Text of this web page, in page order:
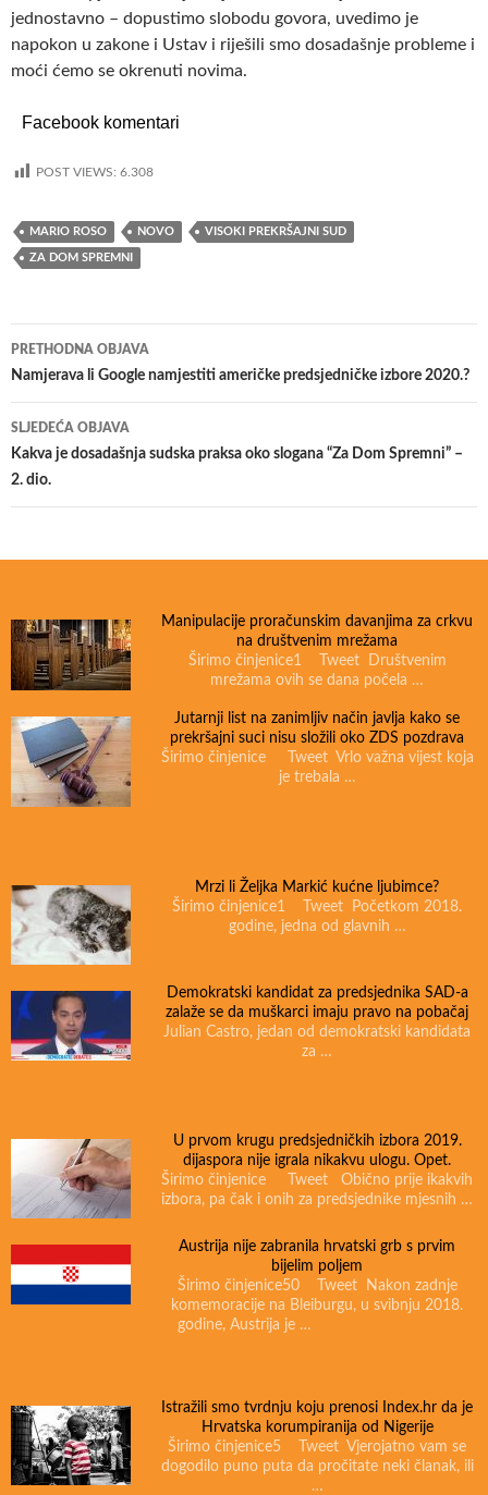
jednostavno – dopustimo slobodu govora, uvedimo je
napokon u zakone i Ustav i riješili smo dosadašnje probleme i
moći ćemo se okrenuti novima.
Facebook komentari
POST VIEWS: 6.308
MARIO ROSO NOVO VISOKI PREKRŠAJNI SUD
ZA DOM SPREMNI
Navigacija
objava
PRETHODNA OBJAVA
Namjerava li Google namjestiti američke predsjedničke izbore 2020.?
SLJEDEĆA OBJAVA
Kakva je dosadašnja sudska praksa oko slogana “Za Dom Spremni” –
2. dio.
Manipulacije proračunskim davanjima za crkvu
na društvenim mrežama
Širimo činjenice1 Tweet Društvenim
mrežama ovih se dana počela …
Jutarnji list na zanimljiv način javlja kako se
prekršajni suci nisu složili oko ZDS pozdrava
Širimo činjenice Tweet Vrlo važna vijest koja
je trebala …
Mrzi li Željka Markić kućne ljubimce?
Širimo činjenice1 Tweet Početkom 2018.
godine, jedna od glavnih …
Demokratski kandidat za predsjednika SAD-a
zalaže se da muškarci imaju pravo na pobačaj
Julian Castro, jedan od demokratski kandidata
za …
U prvom krugu predsjedničkih izbora 2019.
dijaspora nije igrala nikakvu ulogu. Opet.
Širimo činjenice Tweet Obično prije ikakvih
izbora, pa čak i onih za predsjednike mjesnih …
Austrija nije zabranila hrvatski grb s prvim
bijelim poljem
Širimo činjenice50 Tweet Nakon zadnje
komemoracije na Bleiburgu, u svibnju 2018.
godine, Austrija je …
Istražili smo tvrdnju koju prenosi Index.hr da je
Hrvatska korumpiranija od Nigerije
Širimo činjenice5 Tweet Vjerojatno vam se
dogodilo puno puta da pročitate neki članak, ili
…